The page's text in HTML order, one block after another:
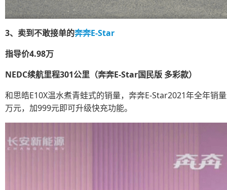
3、卖到不敢接单的奔奔E-Star
指导价4.98万
NEDC续航里程301公里（奔奔E-Star国民版 多彩款）
和思皓E10X温水煮青蛙式的销量，奔奔E-Star2021年全年
万元，加999元即可升级快充功能。